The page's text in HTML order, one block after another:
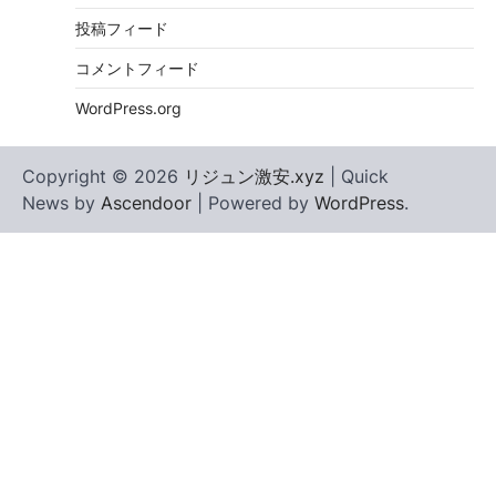
投稿フィード
コメントフィード
WordPress.org
Copyright © 2026 リジュン激安.xyz | Quick
News by Ascendoor | Powered by WordPress.